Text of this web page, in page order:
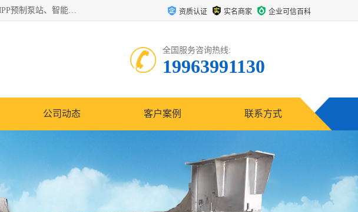
青岛铭源环保科技有限公司是一家专注于环保与智慧水务领域的先进科技企业，公司专注于云智能一体化HMPP预制泵站、智能截流井设备、调蓄池雨洪管理设备、水务循环利用、云智慧水务开发及新型环保技术研发等领域。 资质认证 实名商家 企业可信百科
全国服务咨询热线:
19963991130
公司动态 客户案例 联系方式